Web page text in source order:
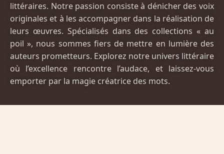
littéraires. Notre passion consiste à dénicher des voix
originales et à les accompagner dans la réalisation de
leurs œuvres. Spécialisés dans des collections « au
poil », nous sommes fiers de mettre en lumière des
auteurs prometteurs. Explorez notre univers littéraire
où l’excellence rencontre l’audace, et laissez-vous
emporter par la magie créatrice des mots.